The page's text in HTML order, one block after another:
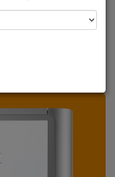
シーケンス
ンスアウトプット、サ
遺伝性および希少疾